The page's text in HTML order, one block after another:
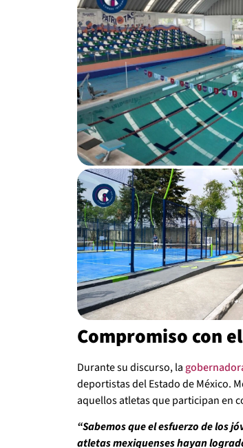
Compromiso con
Durante su discurso, la
deportistas del Estado de México.
aquellos atletas que participan en
“Sabemos que el esfuerzo de los
atletas mexiquenses hayan